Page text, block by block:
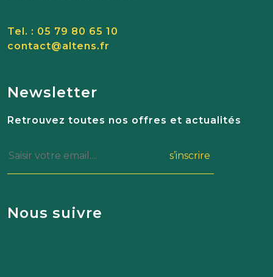
Tel. : 05 79 80 65 10
contact@altens.fr
Newsletter
Retrouvez toutes nos offres et actualités
s’inscrire
Nous suivre